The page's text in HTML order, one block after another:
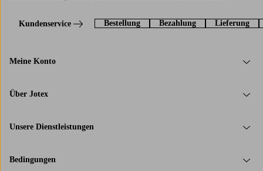
Kundenservice Bestellung Bezahlung Lieferung
Meine Konto
Über Jotex
Unsere Dienstleistungen
Bedingungen